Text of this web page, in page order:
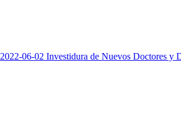
2022-06-02 Investidura de Nuevos Doctores y